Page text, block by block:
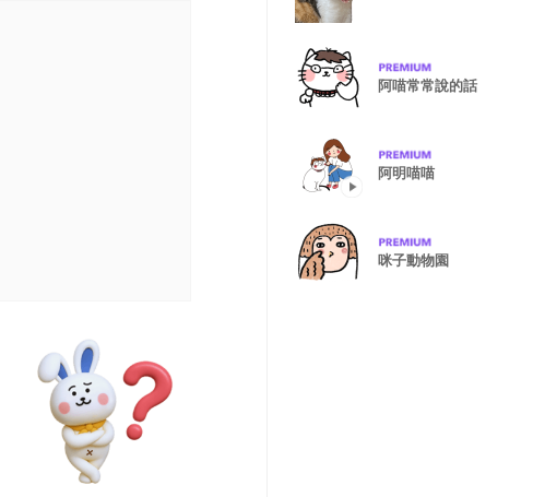
阿喵常常說的話
阿明喵喵
咪子動物園